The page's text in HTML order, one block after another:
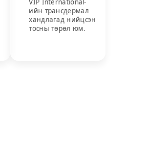
VIP International-
ийн трансдермал
хандлагад нийцсэн
тосны төрөл юм.